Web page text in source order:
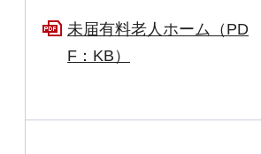
未届有料老人ホーム（PD
F：KB）